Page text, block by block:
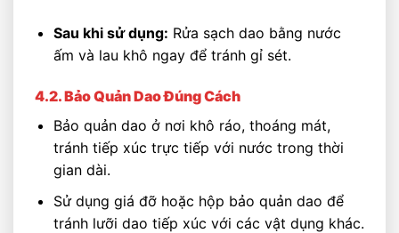
Sau khi sử dụng: Rửa sạch dao bằng nước
ấm và lau khô ngay để tránh gỉ sét.
4.2. Bảo Quản Dao Đúng Cách
Bảo quản dao ở nơi khô ráo, thoáng mát,
tránh tiếp xúc trực tiếp với nước trong thời
gian dài.
Sử dụng giá đỡ hoặc hộp bảo quản dao để
tránh lưỡi dao tiếp xúc với các vật dụng khác.